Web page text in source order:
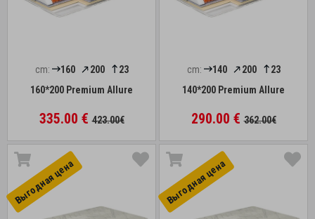
cm: 160 200
23
160*200 Premium Allure
335.00 €423.00€
cm: 140 200
23
140*200 Premium Allure
290.00 €362.00€
Выгоднaя цена Выгоднaя цена